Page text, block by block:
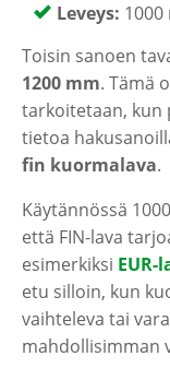
Leveys: 1000
Toisin sanoen
1200 mm. Tämä
tarkoitetaan, kun
tietoa
fin kuormalava.
Käytännössä
että FIN-lava
esimerkiksi EUR-
etu silloin, kun
vaihteleva tai
mahdollisimman